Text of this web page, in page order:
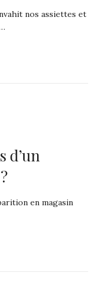
nos assiettes et
d’un
en magasin